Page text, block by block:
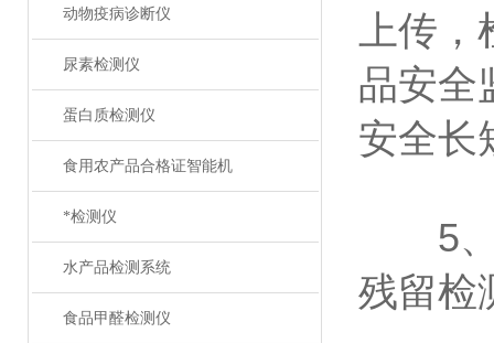
动物疫病诊断仪
尿素检测仪
蛋白质检测仪
食用农产品合格证智能机
*检测仪
水产品检测系统
食品甲醛检测仪
上传，
品安全
安全长
5、
残留检